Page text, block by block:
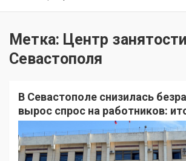
Метка: Центр занятости
Севастополя
В Севастополе снизилась
вырос спрос на работников: